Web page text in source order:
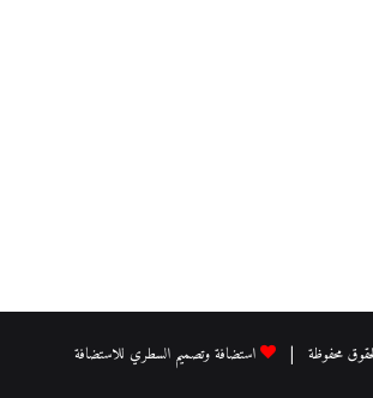
استضافة وتصميم السطري للاستضافة